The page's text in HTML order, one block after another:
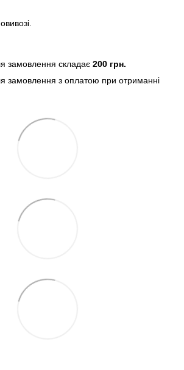
замовлення складає 200 грн.
замовлення з оплатою при отриманні